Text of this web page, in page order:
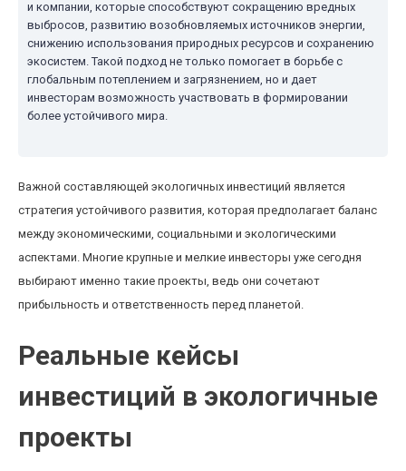
и компании, которые способствуют сокращению вредных
выбросов, развитию возобновляемых источников энергии,
снижению использования природных ресурсов и сохранению
экосистем. Такой подход не только помогает в борьбе с
глобальным потеплением и загрязнением, но и дает
инвесторам возможность участвовать в формировании
более устойчивого мира.
Важной составляющей экологичных инвестиций является
стратегия устойчивого развития, которая предполагает баланс
между экономическими, социальными и экологическими
аспектами. Многие крупные и мелкие инвесторы уже сегодня
выбирают именно такие проекты, ведь они сочетают
прибыльность и ответственность перед планетой.
Реальные кейсы
инвестиций в экологичные
проекты